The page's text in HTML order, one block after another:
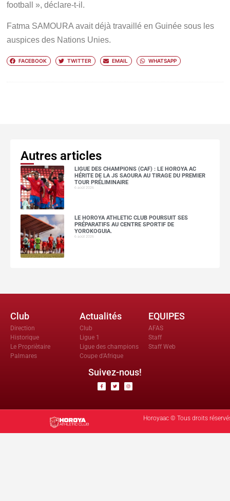
football », déclare-t-il.
Fatma SAMOURA avait déjà travaillé en Guinée sous les
auspices des Nations Unies.
FACEBOOK TWITTER EMAIL WHATSAPP
Autres articles
LIGUE DES CHAMPIONS (CAF) : LE HOROYA AC
HÉRITE DE LA JS SAOURA AU TIRAGE DU PREMIER
TOUR PRÉLIMINAIRE
6 août 2026
LE HOROYA ATHLETIC CLUB POURSUIT SES
PRÉPARATIFS AU CENTRE SPORTIF DE
YOROKOGUIA.
6 août 2026
Club
Direction
Historique
Le Propriètaire
Palmares
Actualités
Club
Ligue 1
Ligue des champions
Coupe d'Afrique
EQUIPES
AFAS
Staff
Staff Web
Suivez-nous!
Horoyaac © Tous droits